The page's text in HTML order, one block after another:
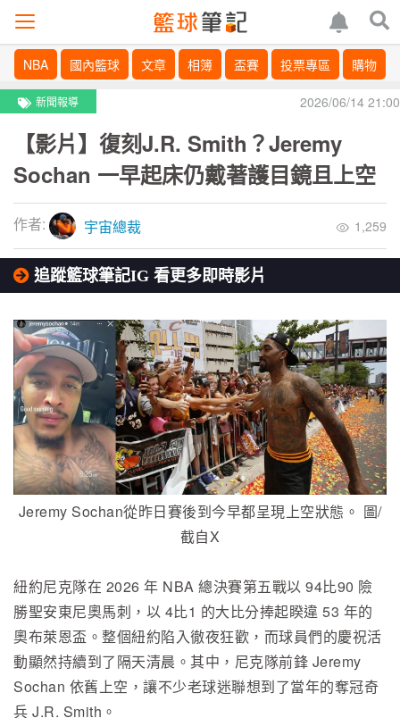
NBA 國內籃球 文章 相簿 盃賽 投票專區 購物
新聞報導 2026/06/14 21:00
【影片】復刻J.R. Smith？Jeremy
Sochan 一早起床仍戴著護目鏡且上空
作者: 宇宙總裁 1,259
追蹤籃球筆記IG 看更多即時影片
Jeremy Sochan從昨日賽後到今早都呈現上空狀態。 圖/
截自X
紐約尼克隊在 2026 年 NBA 總決賽第五戰以 94比90 險
勝聖安東尼奧馬刺，以 4比1 的大比分捧起睽違 53 年的
奧布萊恩盃。整個紐約陷入徹夜狂歡，而球員們的慶祝活
動顯然持續到了隔天清晨。其中，尼克隊前鋒 Jeremy
Sochan 依舊上空，讓不少老球迷聯想到了當年的奪冠奇
兵 J.R. Smith。